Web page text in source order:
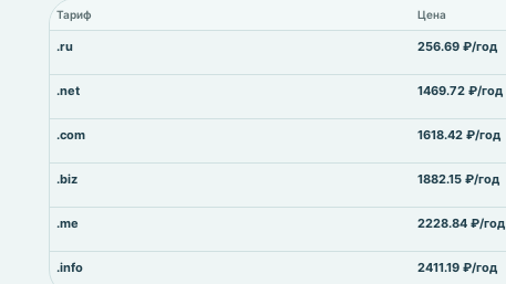
Тариф Цена
.ru 256.69 ₽/год
.net 1469.72 ₽/год
.com 1618.42 ₽/год
.biz 1882.15 ₽/год
.me 2228.84 ₽/год
.info 2411.19 ₽/год